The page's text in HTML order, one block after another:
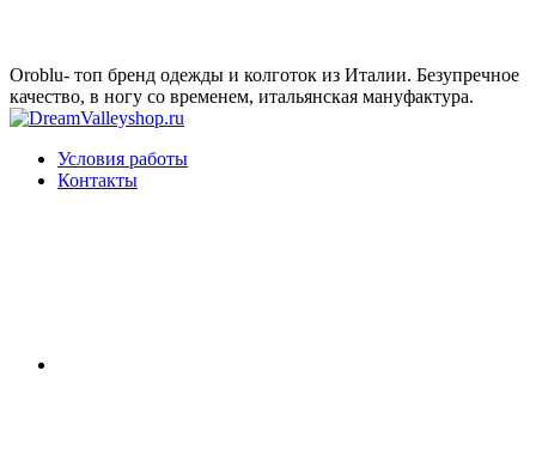
Oroblu- топ бренд одежды и колготок из Италии. Безупречное
качество, в ногу со временем, итальянская мануфактура.
Условия работы
Контакты